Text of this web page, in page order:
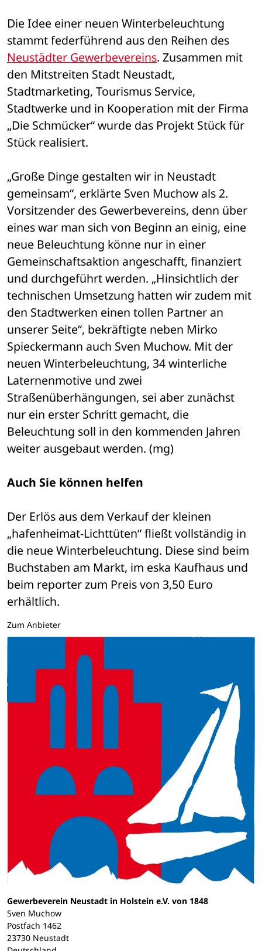
Die Idee einer neuen Winterbeleuchtung
Neustädter Gewerbevereins. Zusammen mit
den Mitstreiten Stadt Neustadt,
Stadtmarketing, Tourismus Service,
Stadtwerke und in Kooperation mit der Firma
„Die Schmücker“ wurde das Projekt Stück für
Stück realisiert.
„Große Dinge gestalten wir in Neustadt
gemeinsam“, erklärte Sven Muchow als 2.
Vorsitzender des Gewerbevereins, denn über
eines war man sich von Beginn an einig, eine
neue Beleuchtung könne nur in einer
Gemeinschaftsaktion angeschafft, finanziert
und durchgeführt werden. „Hinsichtlich der
technischen Umsetzung hatten wir zudem mit
den Stadtwerken einen tollen Partner an
unserer Seite“, bekräftigte neben Mirko
Spieckermann auch Sven Muchow. Mit der
neuen Winterbeleuchtung, 34 winterliche
Laternenmotive und zwei
Straßenüberhängungen, sei aber zunächst
nur ein erster Schritt gemacht, die
Beleuchtung soll in den kommenden Jahren
weiter ausgebaut werden. (mg)
Auch Sie können helfen
Der Erlös aus dem Verkauf der kleinen
„hafenheimat-Lichttüten“ fließt vollständig in
die neue Winterbeleuchtung. Diese sind beim
Buchstaben am Markt, im eska Kaufhaus und
beim reporter zum Preis von 3,50 Euro
erhältlich.
Zum Anbieter
Gewerbeverein Neustadt in Holstein e.V. von 1848
Sven Muchow
Postfach 1462
23730 Neustadt